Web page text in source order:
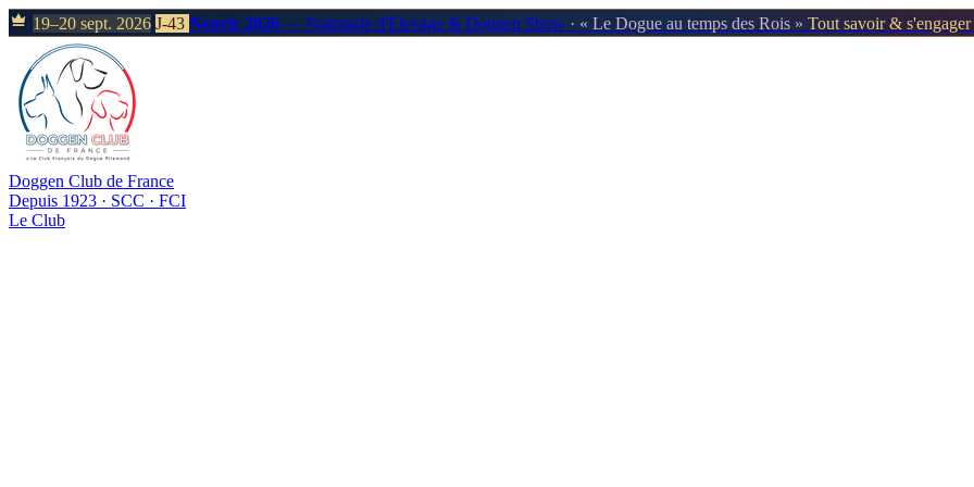
19–20 sept. 2026 J-43 Neuvic 2026 — Nationale d'Élevage & Doggen Show · « Le Dogue au temps des Rois » Tout savoir &
Doggen Club de France
Depuis 1923 · SCC · FCI
Le Club